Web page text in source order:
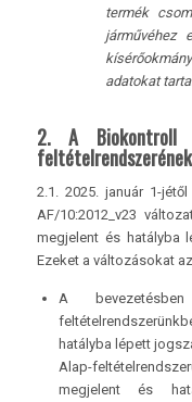
termék
járművéhez
adatokat
2. A Biokontroll
2.1. 2025. január 1-
AF/10:2012_v23
megjelent és hatályba
Ezeket a változásokat
A
hatályba lépett
Alap-
megjelent és